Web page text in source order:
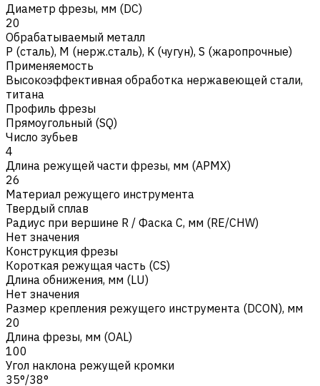
Диаметр фрезы, мм (DC)
20
Обрабатываемый металл
Р (сталь), M (нерж.сталь), K (чугун), S (жаропрочные)
Применяемость
Высокоэффективная обработка нержавеющей стали,
титана
Профиль фрезы
Прямоугольный (SQ)
Число зубьев
4
Длина режущей части фрезы, мм (APMX)
26
Материал режущего инструмента
Твердый сплав
Радиус при вершине R / Фаска C, мм (RE/CHW)
Нет значения
Конструкция фрезы
Короткая режущая часть (CS)
Длина обнижения, мм (LU)
Нет значения
Размер крепления режущего инструмента (DCON), мм
20
Длина фрезы, мм (OAL)
100
Угол наклона режущей кромки
35°/38°